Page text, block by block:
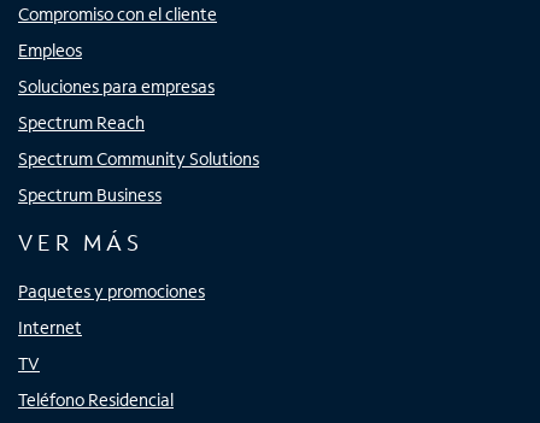
Compromiso con el cliente
Empleos
Soluciones para empresas
Spectrum Reach
Spectrum Community Solutions
Spectrum Business
VER MÁS
Paquetes y promociones
Internet
TV
Teléfono Residencial